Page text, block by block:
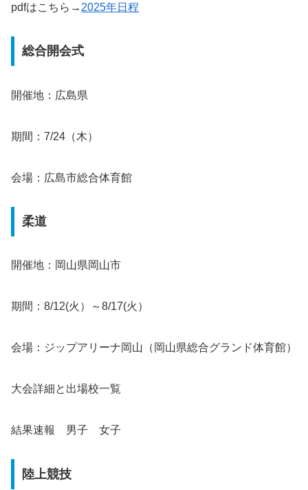
pdfはこちら→ 2025年日程
総合開会式
開催地：広島県
期間：7/24（木）
会場：広島市総合体育館
柔道
開催地：岡山県岡山市
期間：8/12(火）～8/17(火）
会場：ジップアリーナ岡山（岡山県総合グランド体育館）
大会詳細と出場校一覧
結果速報 男子 女子
陸上競技